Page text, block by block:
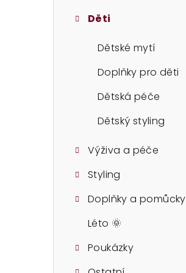
Děti
Dětské mytí
Doplňky pro děti
Dětská péče
Dětský styling
Výživa a péče
Styling
Doplňky a pomůcky
Léto 🌞
Poukázky